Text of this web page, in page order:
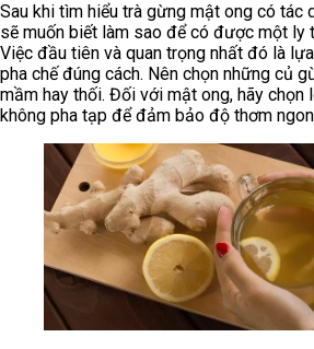
Sau khi tìm hiểu trà gừng mật ong có tác
sẽ muốn biết làm sao để có được một ly
Việc đầu tiên và quan trọng nhất đó là
pha chế đúng cách. Nên chọn những củ
mầm hay thối. Đối với mật ong, hãy chọn
không pha tạp để đảm bảo độ thơm